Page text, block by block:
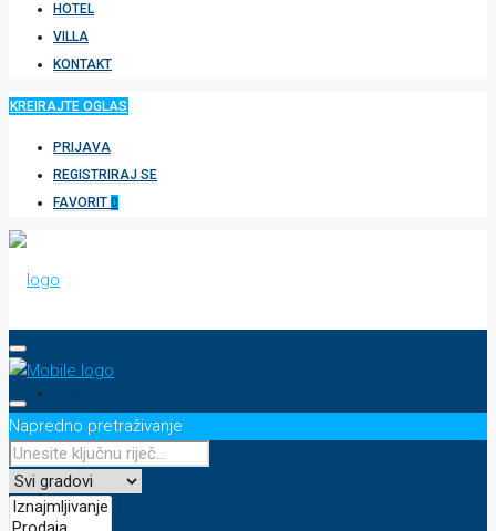
HOTEL
VILLA
KONTAKT
KREIRAJTE OGLAS
PRIJAVA
REGISTRIRAJ SE
FAVORIT 0
APARTMAN
Napredno pretraživanje